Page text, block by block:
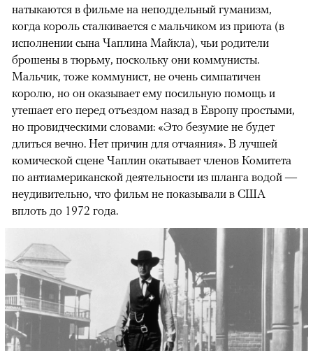
натыкаются в фильме на неподдельный гуманизм,
когда король сталкивается с мальчиком из приюта (в
исполнении сына Чаплина Майкла), чьи родители
брошены в тюрьму, поскольку они коммунисты.
Мальчик, тоже коммунист, не очень симпатичен
королю, но он оказывает ему посильную помощь и
утешает его перед отъездом назад в Европу простыми,
но провидческими словами: «Это безумие не будет
длиться вечно. Нет причин для отчаяния». В лучшей
комической сцене Чаплин окатывает членов Комитета
по антиамериканской деятельности из шланга водой —
неудивительно, что фильм не показывали в США
вплоть до 1972 года.